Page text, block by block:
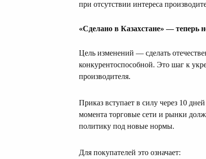
при отсутствии интереса
«Сделано в Казахстане» — теперь
Цель изменений — сделать
конкурентоспособной. Это шаг к
производителя.
Приказ вступает в силу через 10
момента торговые сети и рынки
политику под новые нормы.
Для покупателей это означает: